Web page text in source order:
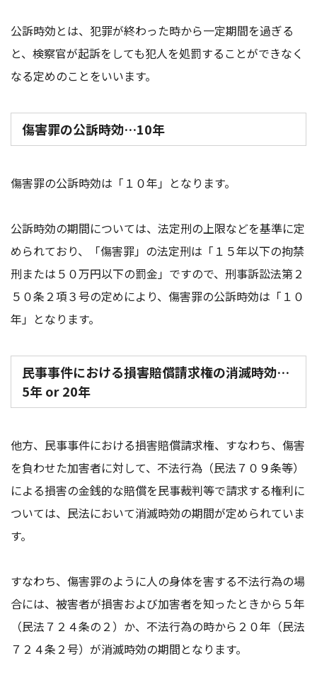
公訴時効とは、犯罪が終わった時から一定期間を過ぎる
と、検察官が起訴をしても犯人を処罰することができなく
なる定めのことをいいます。
傷害罪の公訴時効…10年
傷害罪の公訴時効は「１０年」となります。
公訴時効の期間については、法定刑の上限などを基準に定
められており、「傷害罪」の法定刑は「１５年以下の拘禁
刑または５０万円以下の罰金」ですので、刑事訴訟法第２
５０条２項３号の定めにより、傷害罪の公訴時効は「１０
年」となります。
民事事件における損害賠償請求権の消滅時効…
5年 or 20年
他方、民事事件における損害賠償請求権、すなわち、傷害
を負わせた加害者に対して、不法行為（民法７０９条等）
による損害の金銭的な賠償を民事裁判等で請求する権利に
ついては、民法において消滅時効の期間が定められていま
す。
すなわち、傷害罪のように人の身体を害する不法行為の場
合には、被害者が損害および加害者を知ったときから５年
（民法７２４条の２）か、不法行為の時から２０年（民法
７２４条２号）が消滅時効の期間となります。